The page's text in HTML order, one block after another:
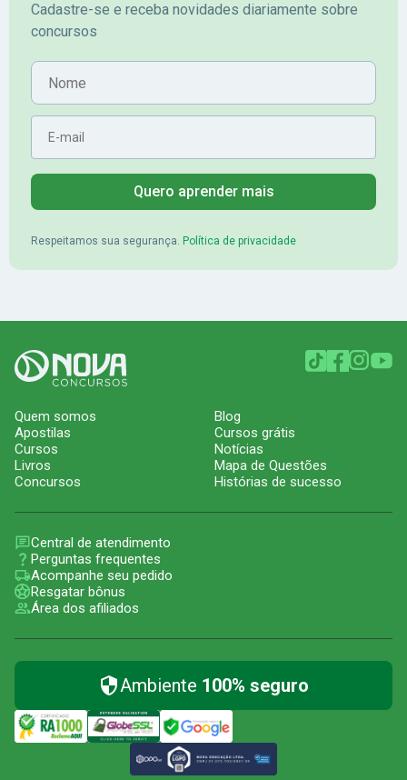
mérito no concurso do
Banrisul.Charles Kelvin Friske -
Pimenta -
Cadastre-se e receba novidades diariamente sobre
concursos
Nome
E-mail
Quero aprender mais
Respeitamos sua segurança. Política de privacidade
Quem somos
Apostilas
Cursos
Livros
Concursos
Blog
Cursos grátis
Notícias
Mapa de Questões
Histórias de sucesso
Central de atendimento
Perguntas frequentes
Acompanhe seu pedido
Resgatar bônus
Área dos afiliados
Ambiente 100% seguro